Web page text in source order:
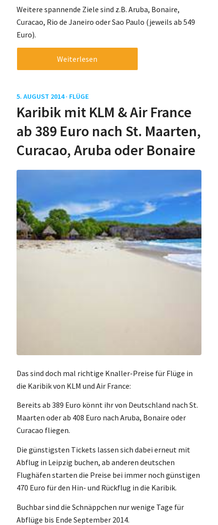
Weitere spannende Ziele sind z.B. Aruba, Bonaire,
Curacao, Rio de Janeiro oder Sao Paulo (jeweils ab 549
Euro).
Weiterlesen
5. AUGUST 2014 · FLÜGE
Karibik mit KLM & Air France
ab 389 Euro nach St. Maarten,
Curacao, Aruba oder Bonaire
Das sind doch mal richtige Knaller-Preise für Flüge in
die Karibik von KLM und Air France:
Bereits ab 389 Euro könnt ihr von Deutschland nach St.
Maarten oder ab 408 Euro nach Aruba, Bonaire oder
Curacao fliegen.
Die günstigsten Tickets lassen sich dabei erneut mit
Abflug in Leipzig buchen, ab anderen deutschen
Flughäfen starten die Preise bei immer noch günstigen
470 Euro für den Hin- und Rückflug in die Karibik.
Buchbar sind die Schnäppchen nur wenige Tage für
Abflüge bis Ende September 2014.